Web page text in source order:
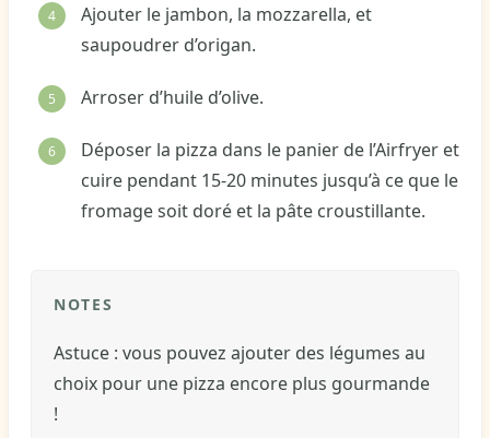
Ajouter le jambon, la mozzarella, et
saupoudrer d’origan.
Arroser d’huile d’olive.
Déposer la pizza dans le panier de l’Airfryer et
cuire pendant 15-20 minutes jusqu’à ce que le
fromage soit doré et la pâte croustillante.
NOTES
Astuce : vous pouvez ajouter des légumes au
choix pour une pizza encore plus gourmande
!